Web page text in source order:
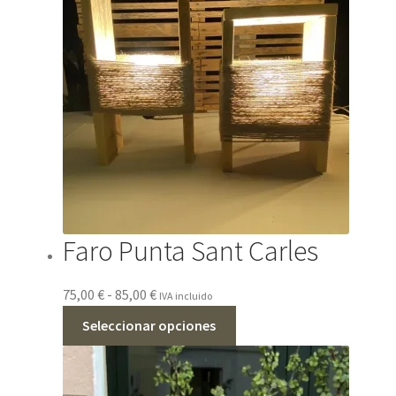
Faro Punta Sant Carles
75,00 € - 85,00 €Rango
precios:
desde
75,00 €
IVA incluido
Seleccionar opciones
tiene
múltiples